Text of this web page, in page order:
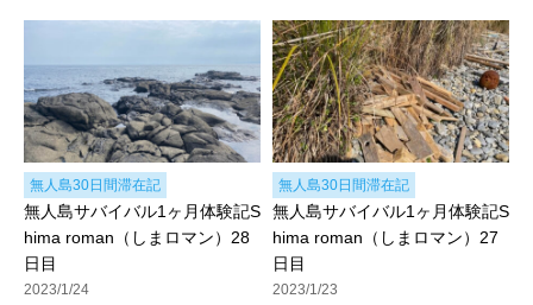
無人島30日間滞在記
無人島サバイバル1ヶ月体験記S
hima roman（しまロマン）28
日目
2023/1/24
無人島30日間滞在記
無人島サバイバル1ヶ月体験記S
hima roman（しまロマン）27
日目
2023/1/23